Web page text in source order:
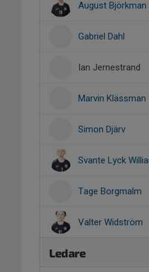
August Björkman
Gabriel Dahl
Ian Jernestrand
Marvin Klässman
Simon Djärv
Svante Lyck
Tage Borgmalm
Valter Widström
Ledare